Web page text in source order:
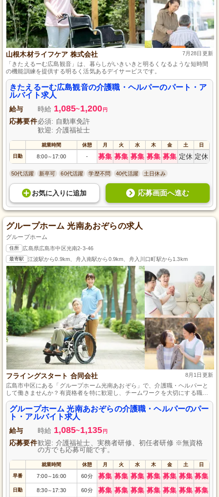
山根木材ライフケア 株式会社 7月28日更新
「きたえるーむ広島観音」は、暮らしがいきいきと明るくなるような短時間
の機能訓練を提供する明るく活気あるデイサービスです。
きたえるーむ広島観音の介護職・ヘルパーのパート・ア
ルバイト求人
給与 時給 1,085~1,200 円
応募要件必須: 自動車免許
歓迎: 介護福祉士
就業時間 休憩 月 火 水 木 金 土 日
日勤 8:00～ 17:00 - 募集 募集 募集 募集 募集 定休 定休
50代活躍 新卒可 60代活躍 学歴不問 40代活躍 土日休み
お気に入り に追加 応募画面へ進む
グループホーム 光南あおぞらの求人
グループホーム
住所 広島県広島市中区光南2-3-46
最寄駅 江波駅から0.9km、舟入南駅から0.9km、舟入川口町駅から1.3km
フライングスタート 合同会社 8月1日更新
広島市中区にある「グループホーム光南あおぞら」で、介護職・ヘルパーと
して働きませんか？有資格者を特に歓迎し、チームワークを大切にする職場
です。パート・アルバイト勤務でライフスタイルに合わせたシフトを提供し
ています。家庭的な雰囲気の中で入居者様の自立支援をサポートし、あなた
の介護スキルを活かせる環境です。仲間と共に輝けるキャリアを築きましょ
う。
グループホーム 光南あおぞらの介護職・ヘルパーのパー
ト・アルバイト求人
給与 時給 1,085~1,135 円
応募要件歓迎: 介護福祉士、実務者研修、初任者研修 ※無資格
の方でも応募可能です。
就業時間 休憩 月 火 水 木 金 土 日
早番 7:00～ 16:00 60分 募集 募集 募集 募集 募集 募集 募集
日勤 8:30～ 17:30 60分 募集 募集 募集 募集 募集 募集 募集